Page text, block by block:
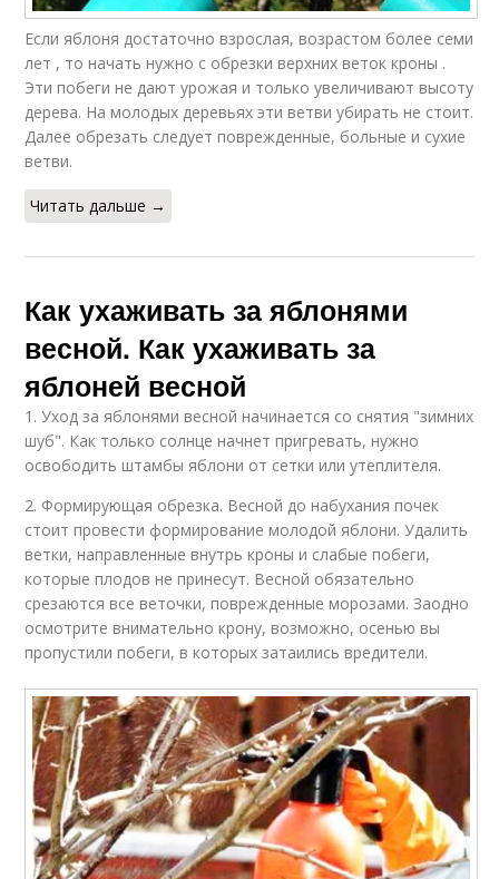
Если яблоня достаточно взрослая, возрастом более семи
лет , то начать нужно с обрезки верхних веток кроны .
Эти побеги не дают урожая и только увеличивают высоту
дерева. На молодых деревьях эти ветви убирать не стоит.
Далее обрезать следует поврежденные, больные и сухие
ветви.
Читать дальше →
Как ухаживать за яблонями
весной. Как ухаживать за
яблоней весной
1. Уход за яблонями весной начинается со снятия "зимних
шуб". Как только солнце начнет пригревать, нужно
освободить штамбы яблони от сетки или утеплителя.
2. Формирующая обрезка. Весной до набухания почек
стоит провести формирование молодой яблони. Удалить
ветки, направленные внутрь кроны и слабые побеги,
которые плодов не принесут. Весной обязательно
срезаются все веточки, поврежденные морозами. Заодно
осмотрите внимательно крону, возможно, осенью вы
пропустили побеги, в которых затаились вредители.